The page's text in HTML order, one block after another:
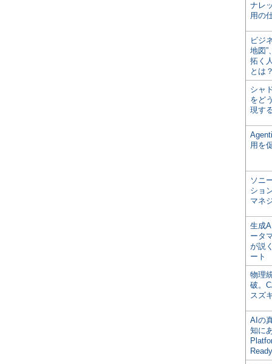
ナレ
用の
ビジ
地図”
拓く
とは
シャ
をど
現す
用を
ソニ
ショ
マネ
生成
ータ
が説
ート
物理
破。
スズ
AIの
知に